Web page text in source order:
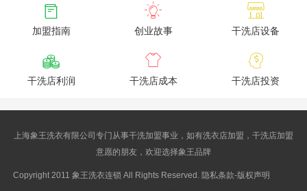

加盟指南

创业故事

干洗店设备

干洗店利润

干洗店成本

干洗店投资
上海象王洗衣有限公司专门从事干洗加盟事业，如有洗衣店加盟，干洗店加盟
意愿的朋友，欢迎选择象王品牌
Copyright 2011 象王洗衣连锁 All Rights Reserved. 隐私条款-版权声明